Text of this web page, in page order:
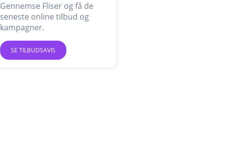
Gennemse Fliser og få de
seneste online tilbud og
kampagner.
SE TILBUDSAVIS